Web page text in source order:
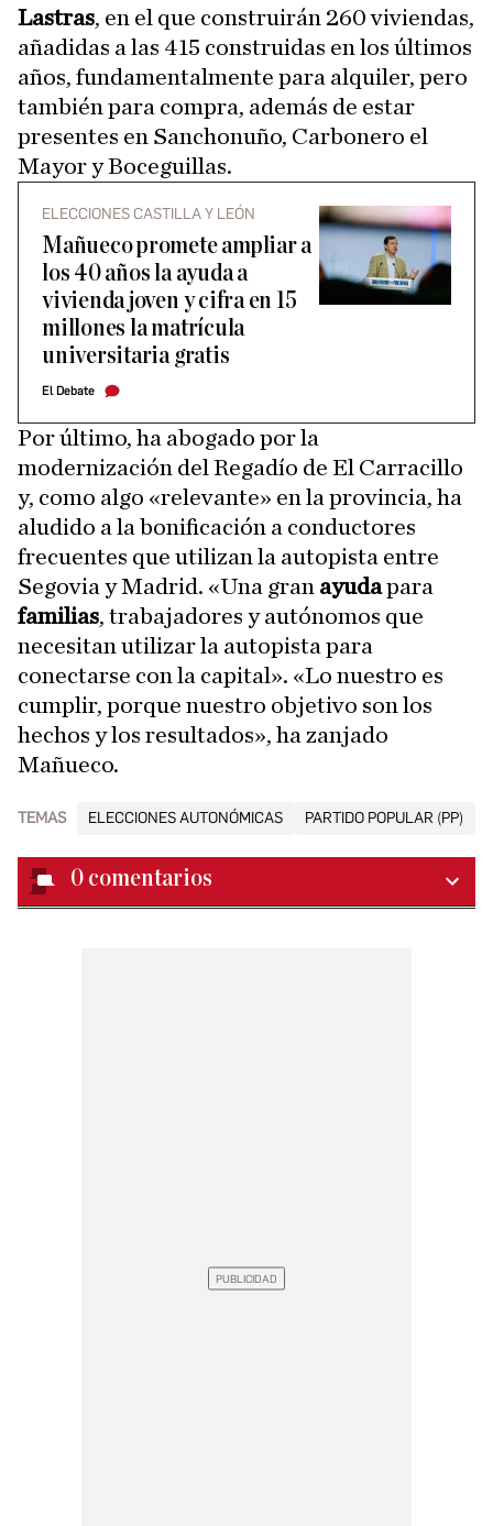
Lastras, en el que construirán 260 viviendas,
añadidas a las 415 construidas en los últimos
años, fundamentalmente para alquiler, pero
también para compra, además de estar
presentes en Sanchonuño, Carbonero el
Mayor y Boceguillas.
ELECCIONES CASTILLA Y LEÓN
Mañueco promete ampliar a
los 40 años la ayuda a
vivienda joven y cifra en 15
millones la matrícula
universitaria gratis
El Debate
Por último, ha abogado por la
modernización del Regadío de El Carracillo
y, como algo «relevante» en la provincia, ha
aludido a la bonificación a conductores
frecuentes que utilizan la autopista entre
Segovia y Madrid. «Una gran ayudapara
familias, trabajadores y autónomos que
necesitan utilizar la autopista para
conectarse con la capital». «Lo nuestro es
cumplir, porque nuestro objetivo son los
hechos y los resultados», ha zanjado
Mañueco.
TEMAS ELECCIONES AUTONÓMICAS PARTIDO POPULAR (PP)
0 comentarios